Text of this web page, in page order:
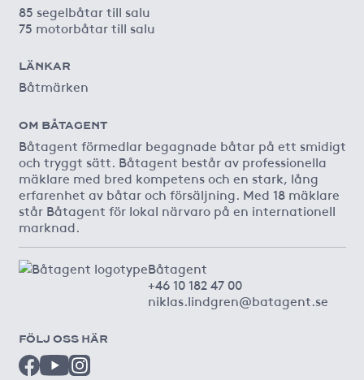
85 segelbåtar till salu
75 motorbåtar till salu
LÄNKAR
Båtmärken
OM BÅTAGENT
Båtagent förmedlar begagnade båtar på ett smidigt
och tryggt sätt. Båtagent består av professionella
mäklare med bred kompetens och en stark, lång
erfarenhet av båtar och försäljning. Med 18 mäklare
står Båtagent för lokal närvaro på en internationell
marknad.
Båtagent
+46 10 182 47 00
niklas.lindgren@batagent.se
FÖLJ OSS HÄR